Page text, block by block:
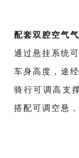
配套双腔空气
通过悬挂系统
车身高度，途
骑行可调高支
搭配可调空悬